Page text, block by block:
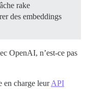
rake
des embeddings
OpenAI, n’est-ce pas
en charge leurAPI